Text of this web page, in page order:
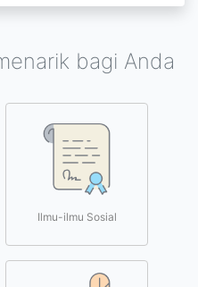
bagi Anda
Ilmu-ilmu Sosial